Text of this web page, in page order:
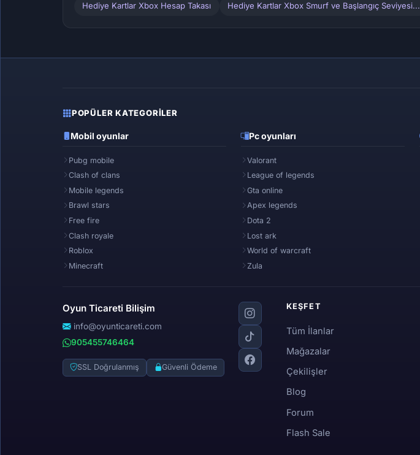
Hediye Kartlar Xbox Hesap Takası Hediye Kartlar Xbox Smurf ve Başlangıç Seviyesi...
POPÜLER KATEGORILER
Mobil oyunlar
Pubg mobile
Clash of clans
Mobile legends
Brawl stars
Free fire
Clash royale
Roblox
Minecraft
Pc oyunları
Valorant
League of legends
Gta online
Apex legends
Dota 2
Lost ark
World of warcraft
Zula
Oyun Ticareti Bilişim
info@oyunticareti.com
905455746464
SSL Doğrulanmış Güvenli Ödeme
KEŞFET
Tüm İlanlar
Mağazalar
Çekilişler
Blog
Forum
Flash Sale